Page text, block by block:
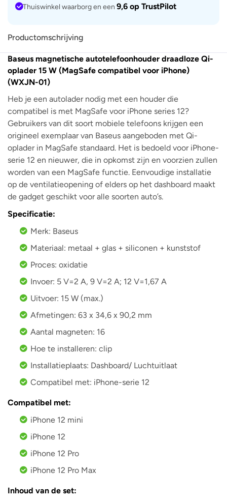
Thuiswinkel waarborg en een 9,6 op TrustPilot
Productomschrijving
Baseus magnetische autotelefoonhouder draadloze Qi-
oplader 15 W (MagSafe compatibel voor iPhone)
(WXJN-01)
Heb je een autolader nodig met een houder die
compatibel is met MagSafe voor iPhone series 12?
Gebruikers van dit soort mobiele telefoons krijgen een
origineel exemplaar van Baseus aangeboden met Qi-
oplader in MagSafe standaard. Het is bedoeld voor iPhone-
serie 12 en nieuwer, die in opkomst zijn en voorzien zullen
worden van een MagSafe functie. Eenvoudige installatie
op de ventilatieopening of elders op het dashboard maakt
de gadget geschikt voor alle soorten auto’s.
Specificatie:
Merk: Baseus
Materiaal: metaal + glas + siliconen + kunststof
Proces: oxidatie
Invoer: 5 V=2 A, 9 V=2 A; 12 V=1,67 A
Uitvoer: 15 W (max.)
Afmetingen: 63 x 34,6 x 90,2 mm
Aantal magneten: 16
Hoe te installeren: clip
Installatieplaats: Dashboard/ Luchtuitlaat
Compatibel met: iPhone-serie 12
Compatibel met:
iPhone 12 mini
iPhone 12
iPhone 12 Pro
iPhone 12 Pro Max
Inhoud van de set: